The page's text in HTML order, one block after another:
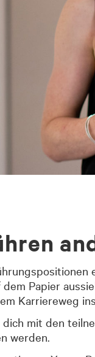
Papier
Karriereweg
mit den
werden.